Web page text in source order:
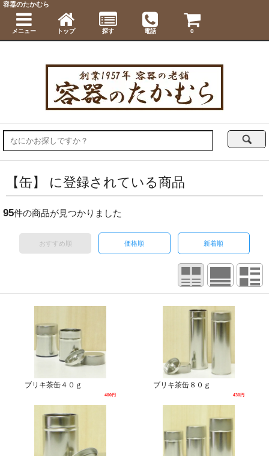
【缶】 に登録されている商品
95件の商品が見つかりました
おすすめ順 価格順 新着順
ブリキ茶缶４０ｇ
400円
ブリキ茶缶８０ｇ
430円
容器のたかむら
メニュー トップ 探す 電話 0